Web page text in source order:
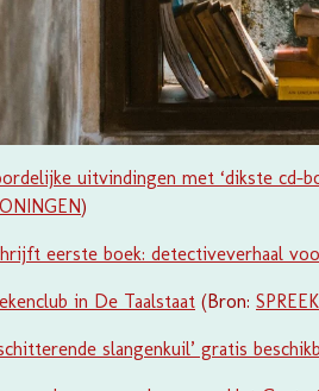
uitvindingen met ‘dikste cd-
)
eerste boek: detectiveverhaal
in De Taalstaat (Bron:
slangenkuil’ gratis